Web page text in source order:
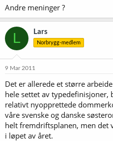
Andre meninger ?
L Lars
Norbrygg-medlem
9 Mar 2011
Det er allerede et større
hele settet av typedefinisjoner,
relativt nyopprettede
våre svenske og danske
helt fremdriftsplanen, men det
i løpet av året.